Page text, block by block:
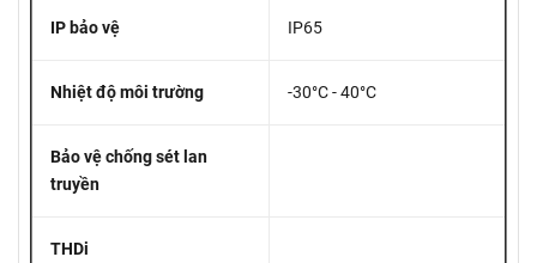
IP bảo vệ IP65
Nhiệt độ môi trường -30°C - 40°C
Bảo vệ chống sét lan
truyền
THDi